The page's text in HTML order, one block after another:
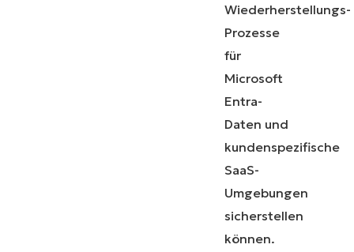
Wiederherstellungs-
Prozesse
für
Microsoft
Entra-
Daten und
kundenspezifische
SaaS-
Umgebungen
sicherstellen
können.